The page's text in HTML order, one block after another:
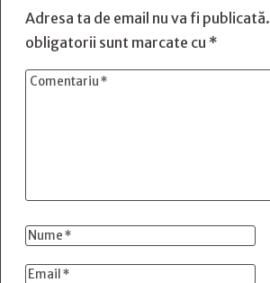
Adresa ta de email nu va fi publicată.
obligatorii sunt marcate cu *